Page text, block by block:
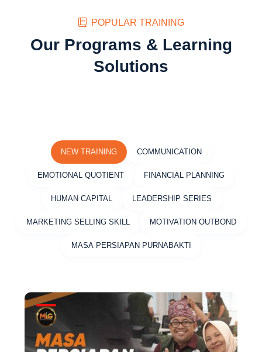
POPULAR TRAINING
Our Programs & Learning
Solutions
NEW TRAINING COMMUNICATION
EMOTIONAL QUOTIENT FINANCIAL PLANNING
HUMAN CAPITAL LEADERSHIP SERIES
MARKETING SELLING SKILL MOTIVATION OUTBOND
MASA PERSIAPAN PURNABAKTI